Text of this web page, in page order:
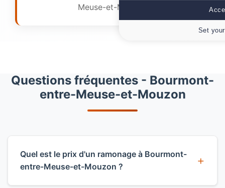
Meuse-et-Mouzon.
Questions fréquentes - Bourmont-
entre-Meuse-et-Mouzon
Quel est le prix d'un ramonage à Bourmont-
entre-Meuse-et-Mouzon ?
Set